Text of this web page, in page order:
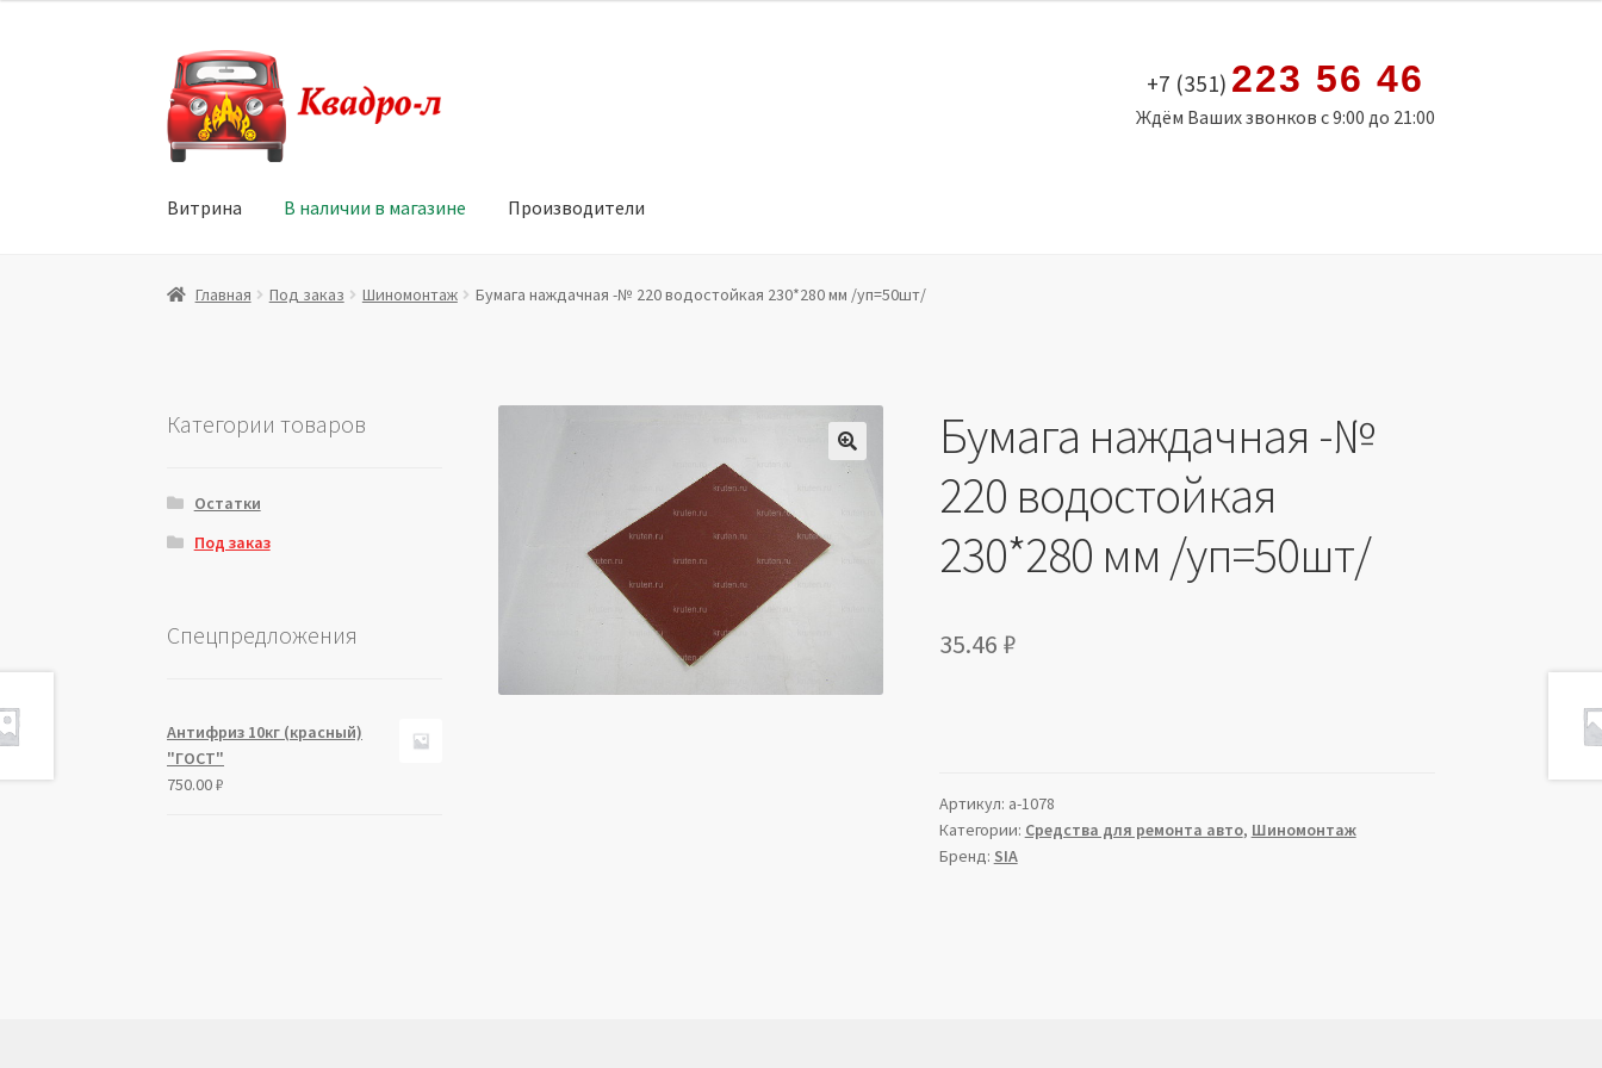
Перейти
к
навигации
Перейти
к
содержимому
+7 (351) 223 56 46
Ждём Ваших звонков с 9:00 до 21:00
Витрина В наличии в магазине Производители
Главная Витрина Мой аккаунт Политика в отношении обработки персональных данных Производители
Главная Под заказ Шиномонтаж Бумага наждачная -№ 220 водостойкая 230*280 мм /уп=50шт/
🔍
Бумага наждачная -№
220 водостойкая
230*280 мм /уп=50шт/
35.46 ₽
Артикул: a-1078
Категории: Средства для ремонта авто, Шиномонтаж
Бренд: SIA
Категории товаров
Остатки
Под заказ
Спецпредложения
Антифриз 10кг (красный)
"ГОСТ"
750.00₽